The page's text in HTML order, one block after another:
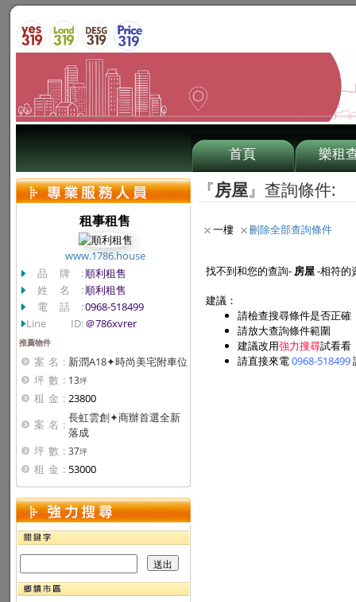
首頁 樂租
租事租售
www.1786.house
品牌:順利租售
姓名:順利租售
電話:0968-518499
Line ID:＠786xvrer
推薦物件
案名: 新潤A18✦時尚美宅附車位
坪數: 13坪
租金: 23800
案名: 長虹雲創✦商辦首選全新
落成
坪數: 37坪
租金: 53000
『房屋』查詢條件:
一樓 刪除全部查詢條件
找不到和您的查詢- 房屋-相符的
建議：
請檢查搜尋條件是否正確
請放大查詢條件範圍
建議改用強力搜尋試看看
請直接來電0968-518499